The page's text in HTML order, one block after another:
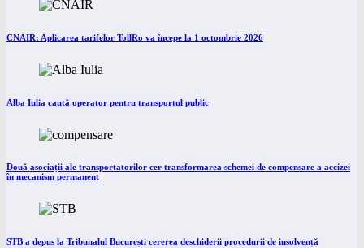
CNAIR: Aplicarea tarifelor TollRo va începe la 1 octombrie 2026
Alba Iulia caută operator pentru transportul public
Două asociații ale transportatorilor cer transformarea schemei de compensare a accizei
în mecanism permanent
STB a depus la Tribunalul București cererea deschiderii procedurii de insolvență